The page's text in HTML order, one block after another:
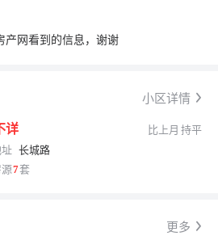
产网看到的信息，谢谢
小区详情
详 比上月 持平
长城路
7套
更多
长按图片保存